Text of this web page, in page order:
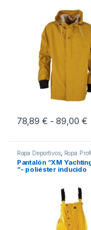
78,89 € - 89,00 €
Este producto
Ropa Deportivos, Ropa
Pantalón “XM
“- poliéster inducido